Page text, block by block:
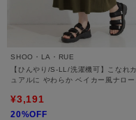
SHOO・LA・RUE
【ひんやり/S-LL/洗濯機可】こなれ
ュアルに やわらか ベイカー風ナロー
¥3,191
20%OFF